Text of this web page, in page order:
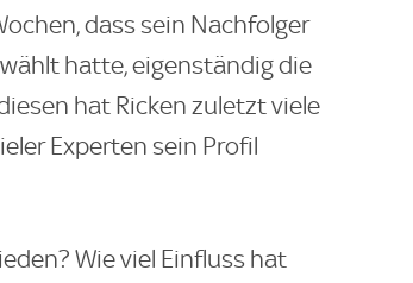
dass sein Nachfolger
hatte, eigenständig die
hat Ricken zuletzt viele
Experten sein Profil
Wie viel Einfluss hat